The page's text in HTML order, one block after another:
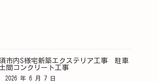
市内S様宅新築エクステリア工事 駐車
間コンクリート工事
2026 年 6 月 7 日